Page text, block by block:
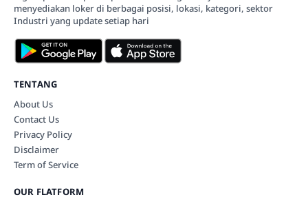
menyediakan loker di berbagai posisi, lokasi, kategori, sektor
Industri yang update setiap hari
TENTANG
About Us
Contact Us
Privacy Policy
Disclaimer
Term of Service
OUR FLATFORM